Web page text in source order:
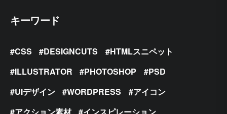
キーワード
CSS DESIGNCUTS
HTMLスニペット
ILLUSTRATOR
PHOTOSHOP
PSD
UIデザイン
WORDPRESS
アイコン
アクション素材
インスピレーション